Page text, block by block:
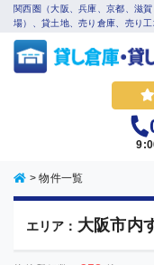
関西圏（大阪、兵庫、京都、滋
場）、貸土地、売り倉庫、売り
>物件一覧
エリア： 大阪市内